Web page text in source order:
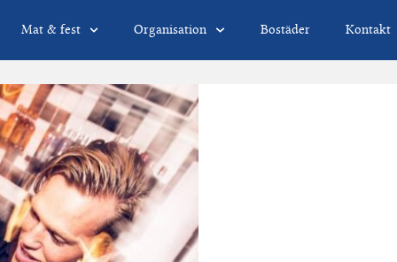
Mat & fest Organisation Bostäder Kontakt